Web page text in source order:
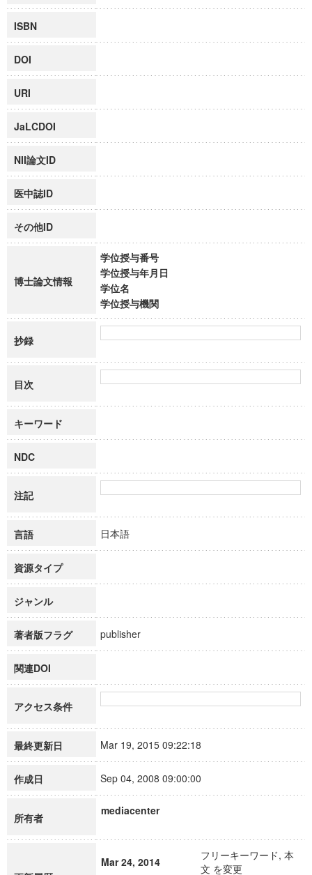
ISBN
DOI
URI
JaLCDOI
NII論文ID
医中誌ID
その他ID
博士論文情報
学位授与番号
学位授与年月日
学位名
学位授与機関
抄録
目次
キーワード
NDC
注記
言語 日本語
資源タイプ
ジャンル
著者版フラグ publisher
関連DOI
アクセス条件
最終更新日 Mar 19, 2015 09:22:18
作成日 Sep 04, 2008 09:00:00
所有者
mediacenter
Mar 24, 2014
フリーキーワード, 本
文 を変更